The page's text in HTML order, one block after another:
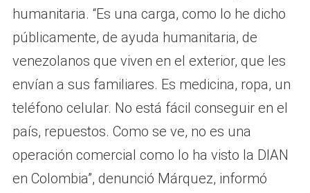
humanitaria. “Es una carga, como lo he dicho
públicamente, de ayuda humanitaria, de
venezolanos que viven en el exterior, que les
envían a sus familiares. Es medicina, ropa, un
teléfono celular. No está fácil conseguir en el
país, repuestos. Como se ve, no es una
operación comercial como lo ha visto la DIAN
en Colombia”, denunció Márquez, informó